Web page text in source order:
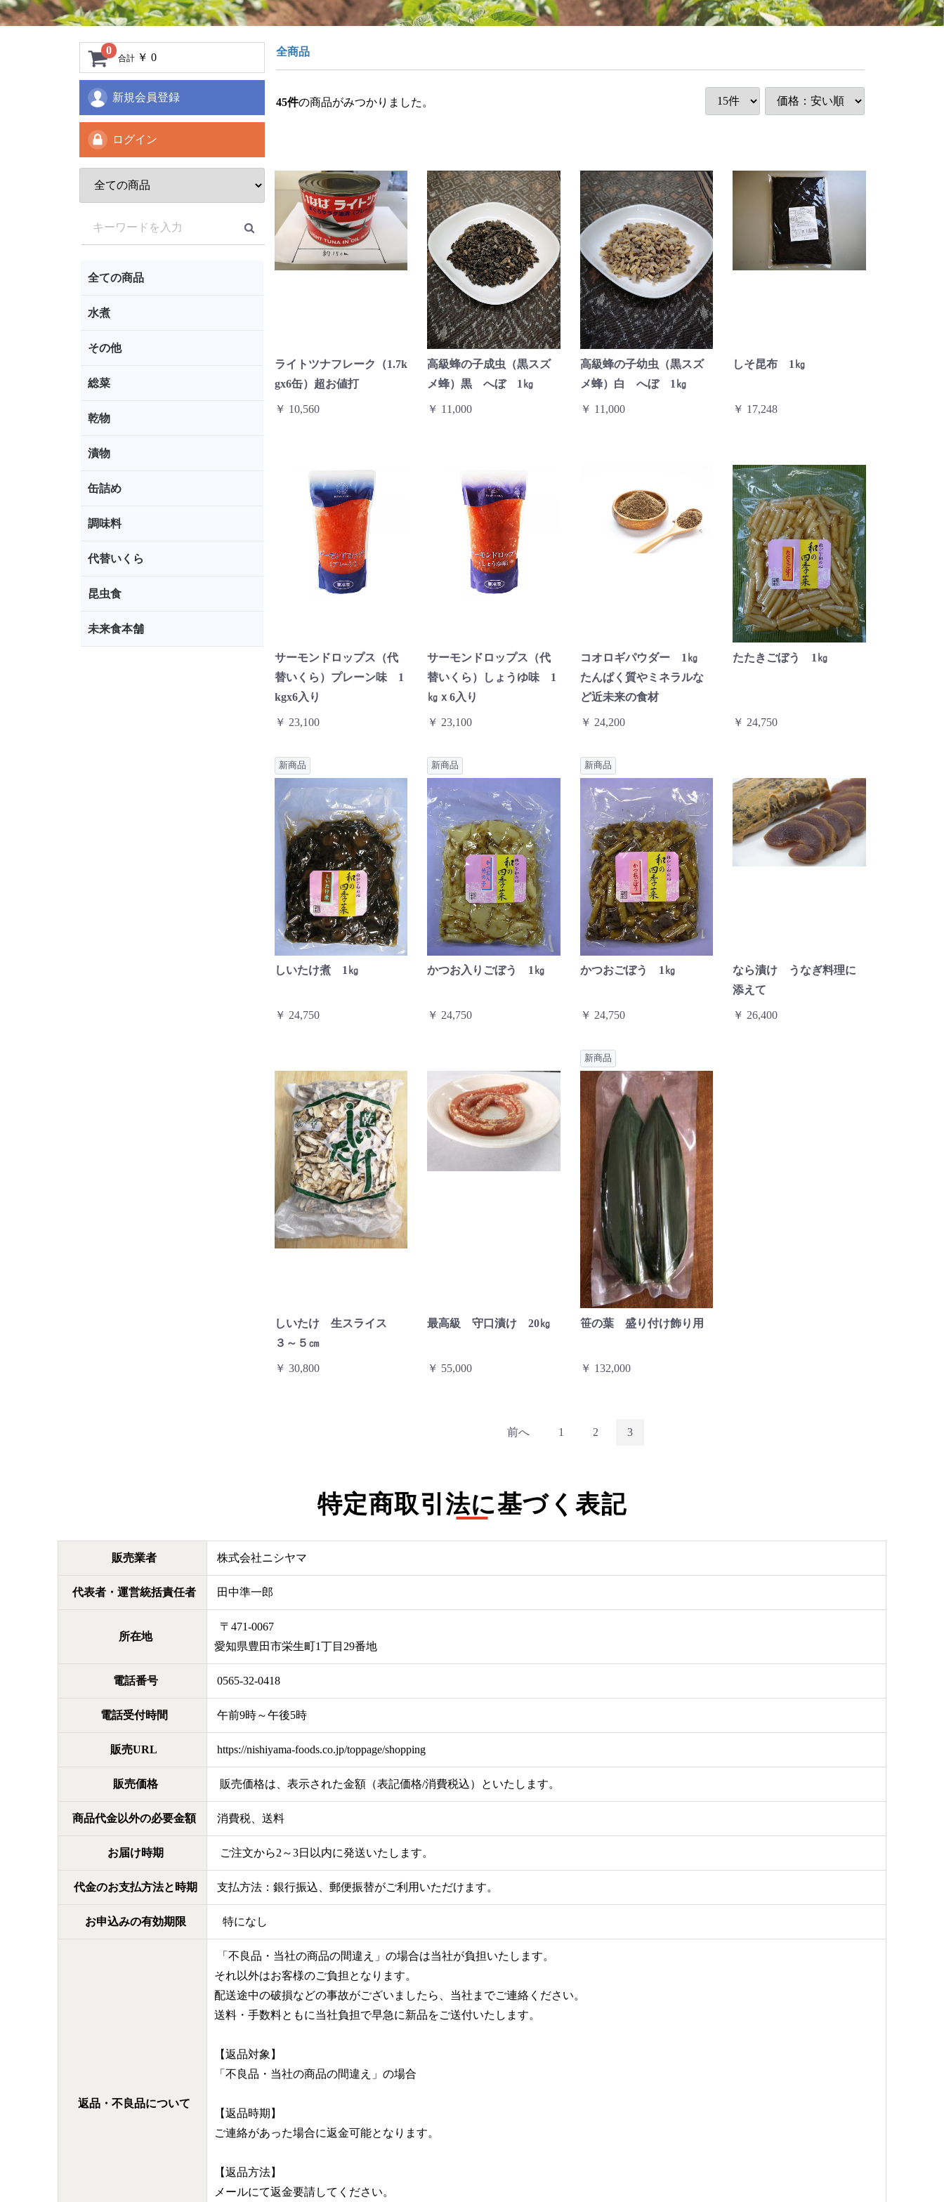
0
合計 ￥ 0
新規会員登録
ログイン
全ての商品
水煮
その他
総菜
乾物
漬物
缶詰め
調味料
代替いくら
昆虫食
未来食本舗
全商品
45件の商品がみつかりました。
ライトツナフレーク（1.7k
gx6缶）超お値打
￥ 10,560
高級蜂の子成虫（黒スズ
メ蜂）黒 へぼ 1㎏
￥ 11,000
高級蜂の子幼虫（黒スズ
メ蜂）白 へぼ 1㎏
￥ 11,000
しそ昆布 1㎏
￥ 17,248
サーモンドロップス（代
替いくら）プレーン味 1
kgx6入り
￥ 23,100
サーモンドロップス（代
替いくら）しょうゆ味 1
㎏ｘ6入り
￥ 23,100
コオロギパウダー 1㎏
たんぱく質やミネラルな
ど近未来の食材
￥ 24,200
たたきごぼう 1㎏
￥ 24,750
新商品
しいたけ煮 1㎏
￥ 24,750
新商品
かつお入りごぼう 1㎏
￥ 24,750
新商品
かつおごぼう 1㎏
￥ 24,750
なら漬け うなぎ料理に
添えて
￥ 26,400
しいたけ 生スライス
３～５㎝
￥ 30,800
最高級 守口漬け 20㎏
￥ 55,000
新商品
笹の葉 盛り付け飾り用
￥ 132,000
前へ 1 2 3
特定商取引法に基づく表記
販売業者 株式会社ニシヤマ
代表者・運営統括責任者 田中準一郎
所在地
〒471-0067
愛知県豊田市栄生町1丁目29番地
電話番号 0565-32-0418
電話受付時間 午前9時～午後5時
販売URL https://nishiyama-foods.co.jp/toppage/shopping
販売価格 販売価格は、表示された金額（表記価格/消費税込）といたします。
商品代金以外の必要金額 消費税、送料
お届け時期 ご注文から2～3日以内に発送いたします。
代金のお支払方法と時期 支払方法：銀行振込、郵便振替がご利用いただけます。
お申込みの有効期限 特になし
返品・不良品について
「不良品・当社の商品の間違え」の場合は当社が負担いたします。
それ以外はお客様のご負担となります。
配送途中の破損などの事故がございましたら、当社までご連絡ください。
送料・手数料ともに当社負担で早急に新品をご送付いたします。
【返品対象】
「不良品・当社の商品の間違え」の場合
【返品時期】
ご連絡があった場合に返金可能となります。
【返品方法】
メールにて返金要請してください。